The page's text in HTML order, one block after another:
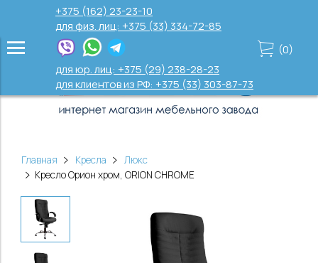
+375 (162) 23-23-10
для физ. лиц: +375 (33) 334-72-85
для юр. лиц: +375 (29) 238-28-23
для клиентов из РФ: +375 (33) 303-87-73
(0)
Главная Кресла
Люкс
Кресло Орион хром, ORION CHROME